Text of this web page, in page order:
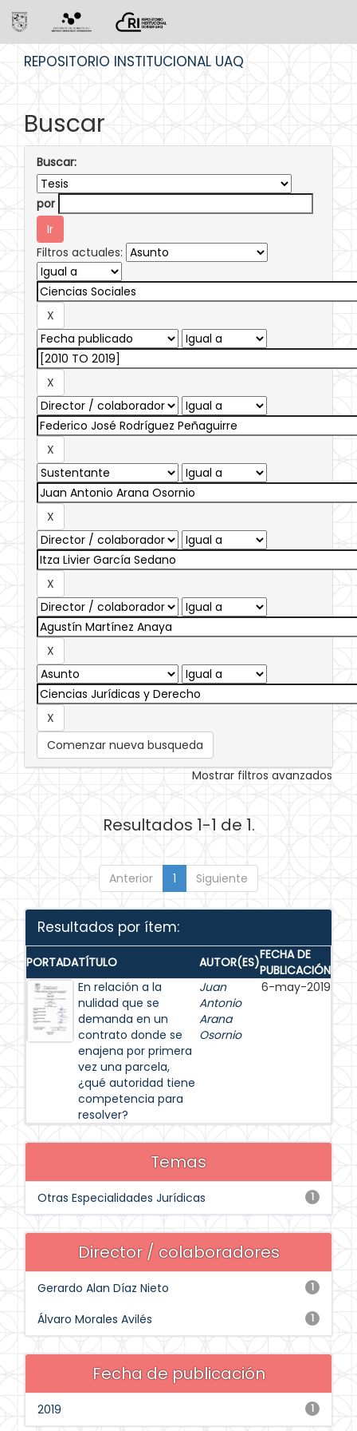
REPOSITORIO INSTITUCIONAL UAQ
Buscar
Buscar:
por
Filtros actuales:
Comenzar nueva busqueda
Mostrar filtros avanzados
Resultados 1-1 de 1.
Anterior 1 Siguiente
Resultados por ítem:
PORTADATÍTULO AUTOR(ES)FECHA DE
PUBLICACIÓN
En relación a la
nulidad que se
demanda en un
contrato donde se
enajena por primera
vez una parcela,
¿qué autoridad tiene
competencia para
resolver?
Juan
Antonio
Arana
Osornio
6-may-2019
Temas
1
Otras Especialidades Jurídicas
Director / colaboradores
1
Gerardo Alan Díaz Nieto
1
Álvaro Morales Avilés
Fecha de publicación
1
2019